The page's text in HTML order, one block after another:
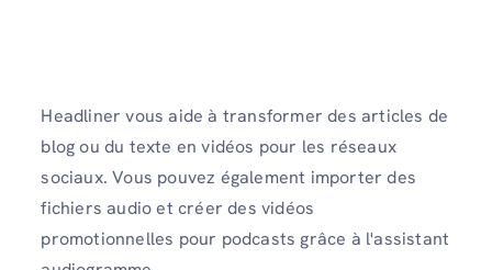
Headliner vous aide à transformer des articles de
blog ou du texte en vidéos pour les réseaux
sociaux. Vous pouvez également importer des
fichiers audio et créer des vidéos
promotionnelles pour podcasts grâce à l'assistant